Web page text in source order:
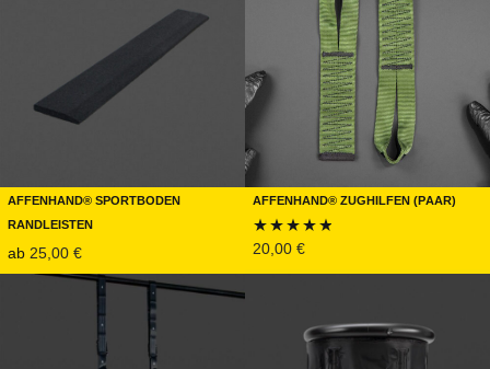
Affenhand® Sportboden
Randleisten
ab 25,00 €
Affenhand® Zughilfen (Paar)
Bewertet
20,00 €